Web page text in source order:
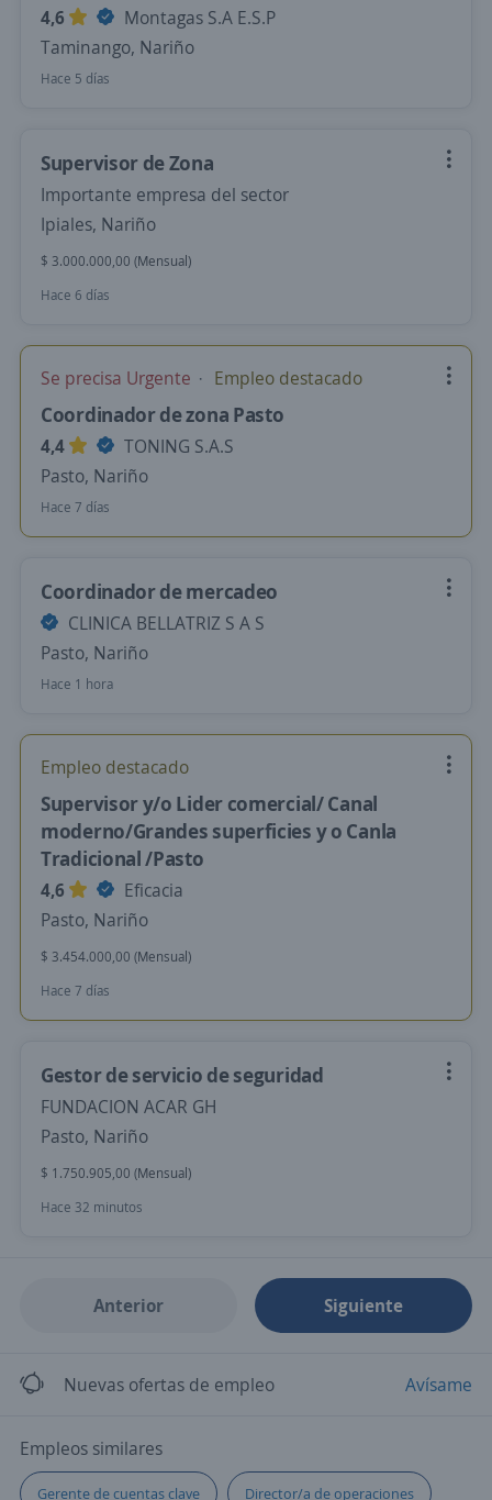
4,6
Montagas S.A E.S.P
Taminango, Nariño
Hace 5 días
Supervisor de Zona
Importante empresa del sector
Ipiales, Nariño
$ 3.000.000,00 (Mensual)
Hace 6 días
Se precisa Urgente Empleo destacado
Coordinador de zona Pasto
4,4
TONING S.A.S
Pasto, Nariño
Hace 7 días
Coordinador de mercadeo
CLINICA BELLATRIZ S A S
Pasto, Nariño
Hace 1 hora
Empleo destacado
Supervisor y/o Lider comercial/ Canal
moderno/Grandes superficies y o Canla
Tradicional /Pasto
4,6
Eficacia
Pasto, Nariño
$ 3.454.000,00 (Mensual)
Hace 7 días
Gestor de servicio de seguridad
FUNDACION ACAR GH
Pasto, Nariño
$ 1.750.905,00 (Mensual)
Hace 32 minutos
Anterior Siguiente
Nuevas ofertas de empleo Avísame
Empleos similares
Gerente de cuentas clave Director/a de operaciones